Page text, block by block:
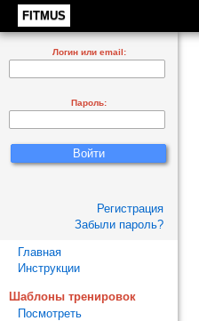
FITMUS
Логин или email:
Пароль:
Регистрация
Забыли пароль?
Главная
Инструкции
Шаблоны тренировок
Посмотреть